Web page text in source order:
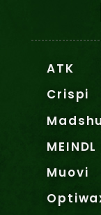
ATK
Crispi
MEINDL
Muovi